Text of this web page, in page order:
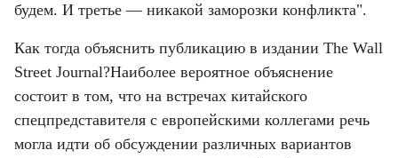
будем. И третье — никакой заморозки конфликта".
Как тогда объяснить публикацию в издании The Wall
Street Journal?Наиболее вероятное объяснение
состоит в том, что на встречах китайского
спецпредставителя с европейскими коллегами речь
могла идти об обсуждении различных вариантов